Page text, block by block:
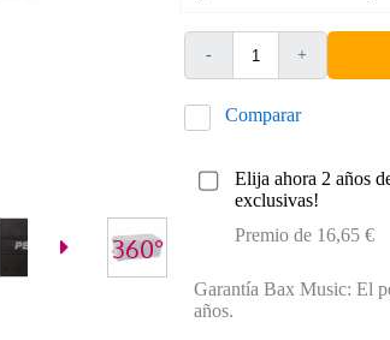
- +
Comparar
Elija ahora 2 años
exclusivas!
Premio de 16,65 €
Garantía Bax Music: El
años.